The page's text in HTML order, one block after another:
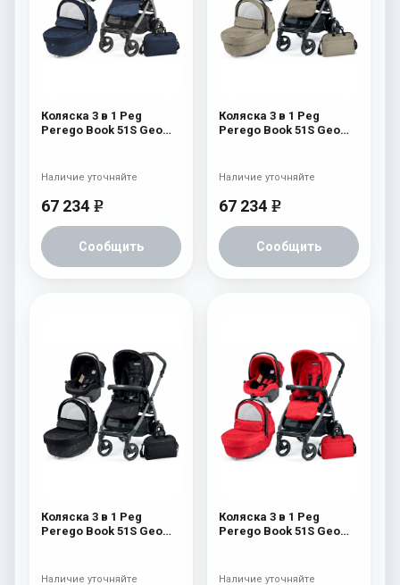
Коляска 3 в 1 Peg
Perego Book 51S Geo
67 234 e
Сообщить
Наличие уточняйте
Коляска 3 в 1 Peg
Perego Book 51S Geo
67 234 e
Сообщить
Наличие уточняйте
Коляска 3 в 1 Peg
Perego Book 51S Geo
Наличие уточняйте
Коляска 3 в 1 Peg
Perego Book 51S Geo
Наличие уточняйте